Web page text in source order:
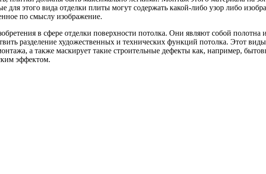
для этого вида отделки плиты могут содержать какой-либо узор либо
по смыслу изображение.
в сфере отделки поверхности потолка. Они являют собой полотна
разделение художественных и технических функций потолка. Этот
а также маскирует такие строительные дефекты как, например,
эффектом.